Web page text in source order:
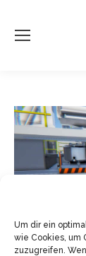
Um dir ein
wie Cookies, um
zuzugreifen.